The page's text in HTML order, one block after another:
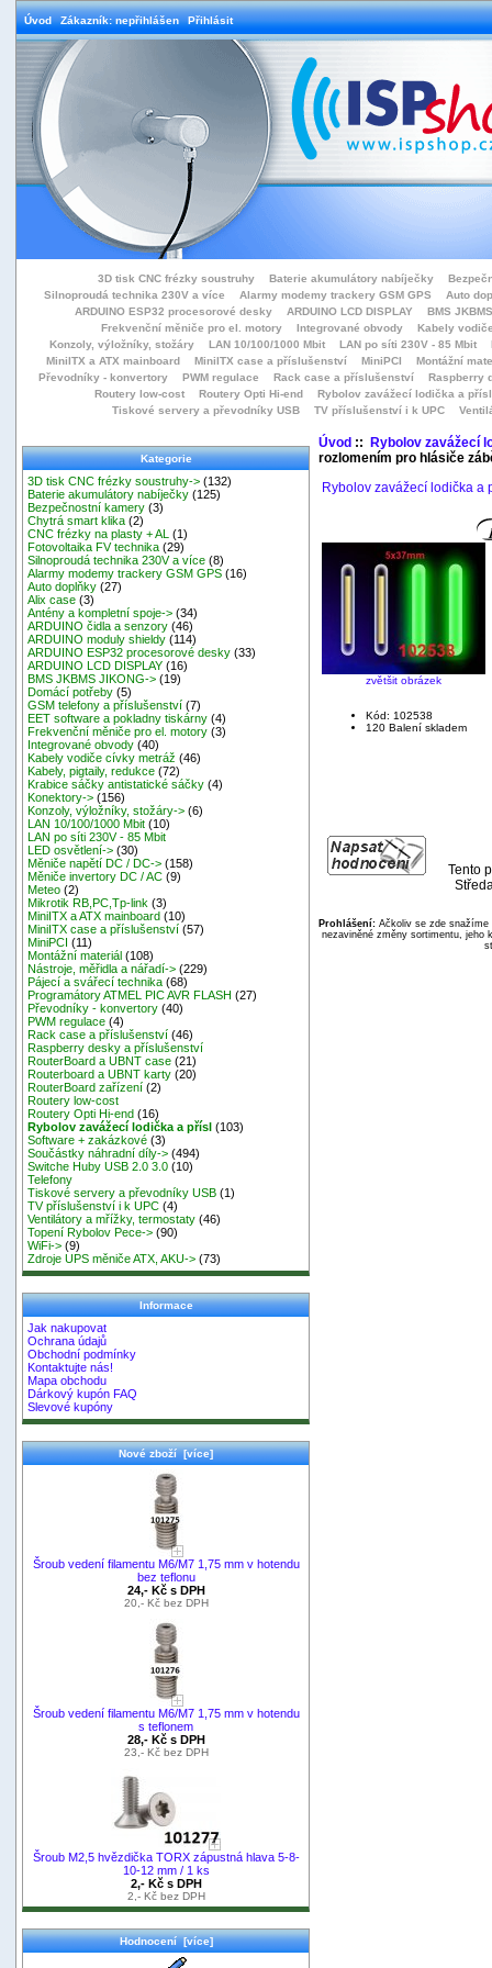
Úvod Zákazník: nepřihlášen Přihlásit
3D tisk CNC frézky soustruhy Baterie akumulátory nabíječky
Silnoproudá technika 230V a více
Alarmy modemy trackery GSM GPS
Auto
ARDUINO ESP32 procesorové desky
ARDUINO LCD DISPLAY
BMS
Frekvenční měniče pro el. motory
Integrované obvody
Kabely
Konzoly, výložníky, stožáry
LAN 10/100/1000 Mbit LAN po síti 230V - 85 Mbit
MiniITX a ATX mainboard
MiniITX case a příslušenství MiniPCI
Montážní
Převodníky - konvertory
PWM regulace Rack case a příslušenství
Raspberry
Routery low-cost
Routery Opti Hi-end
Rybolov zavážecí lodička a přísl
Tiskové servery a převodníky USB
TV příslušenství i k UPC
Kategorie
3D tisk CNC frézky soustruhy-> (132)
Baterie akumulátory nabíječky (125)
Bezpečnostní kamery (3)
Chytrá smart klika (2)
CNC frézky na plasty + AL
(1)
Fotovoltaika FV technika (29)
Silnoproudá technika 230V a více (8)
Alarmy modemy trackery GSM GPS (16)
Auto doplňky (27)
Alix case (3)
Antény a kompletní spoje-> (34)
ARDUINO čidla a senzory (46)
ARDUINO moduly shieldy (114)
ARDUINO ESP32 procesorové desky (33)
ARDUINO LCD DISPLAY (16)
BMS JKBMS JIKONG-> (19)
Domácí potřeby (5)
GSM telefony a příslušenství (7)
EET software a pokladny tiskárny (4)
Frekvenční měniče pro el. motory (3)
Integrované obvody (40)
Kabely vodiče cívky metráž (46)
Kabely, pigtaily, redukce (72)
Krabice sáčky antistatické sáčky (4)
Konektory-> (156)
Konzoly, výložníky, stožáry-> (6)
LAN 10/100/1000 Mbit (10)
LAN po síti 230V - 85 Mbit
LED osvětlení-> (30)
Měniče napětí DC / DC-> (158)
Měniče invertory DC / AC (9)
Meteo (2)
Mikrotik RB,PC,Tp-link (3)
MiniITX a ATX mainboard (10)
MiniITX case a příslušenství (57)
MiniPCI (11)
Montážní materiál (108)
Nástroje, měřidla a nářadí-> (229)
Pájecí a svářecí technika (68)
Programátory ATMEL PIC AVR FLASH (27)
Převodníky - konvertory (40)
PWM regulace (4)
Rack case a příslušenství (46)
Raspberry desky a příslušenství
RouterBoard a UBNT case (21)
Routerboard a UBNT karty (20)
RouterBoard zařízení (2)
Routery low-cost
Routery Opti Hi-end (16)
Rybolov zavážecí lodička a přísl (103)
Software + zakázkové (3)
Součástky náhradní díly-> (494)
Switche Huby USB 2.0 3.0 (10)
Telefony
Tiskové servery a převodníky USB (1)
TV příslušenství i k UPC (4)
Ventilátory a mřížky, termostaty (46)
Topení Rybolov Pece-> (90)
WiFi-> (9)
Zdroje UPS měniče ATX, AKU-> (73)
Informace
Jak nakupovat
Ochrana údajů
Obchodní podmínky
Kontaktujte nás!
Mapa obchodu
Dárkový kupón FAQ
Slevové kupóny
Nové zboží [více]
Šroub vedení filamentu M6/M7 1,75 mm v hotendu
bez teflonu
24,- Kč s DPH
20,- Kč bez DPH
Šroub vedení filamentu M6/M7 1,75 mm v hotendu
s teflonem
28,- Kč s DPH
23,- Kč bez DPH
Šroub M2,5 hvězdička TORX zápustná hlava 5-8-
10-12 mm / 1 ks
2,- Kč s DPH
2,- Kč bez DPH
Hodnocení [více]
Úvod:: Rybolov zavážecí
rozlomením pro hlásiče
Rybolov zavážecí lodička a
zvětšit obrázek
Kód: 102538
120 Balení skladem
Tento
Prohlášení:Ačkoliv se zde snažíme
nezaviněné změny sortimentu, jeho